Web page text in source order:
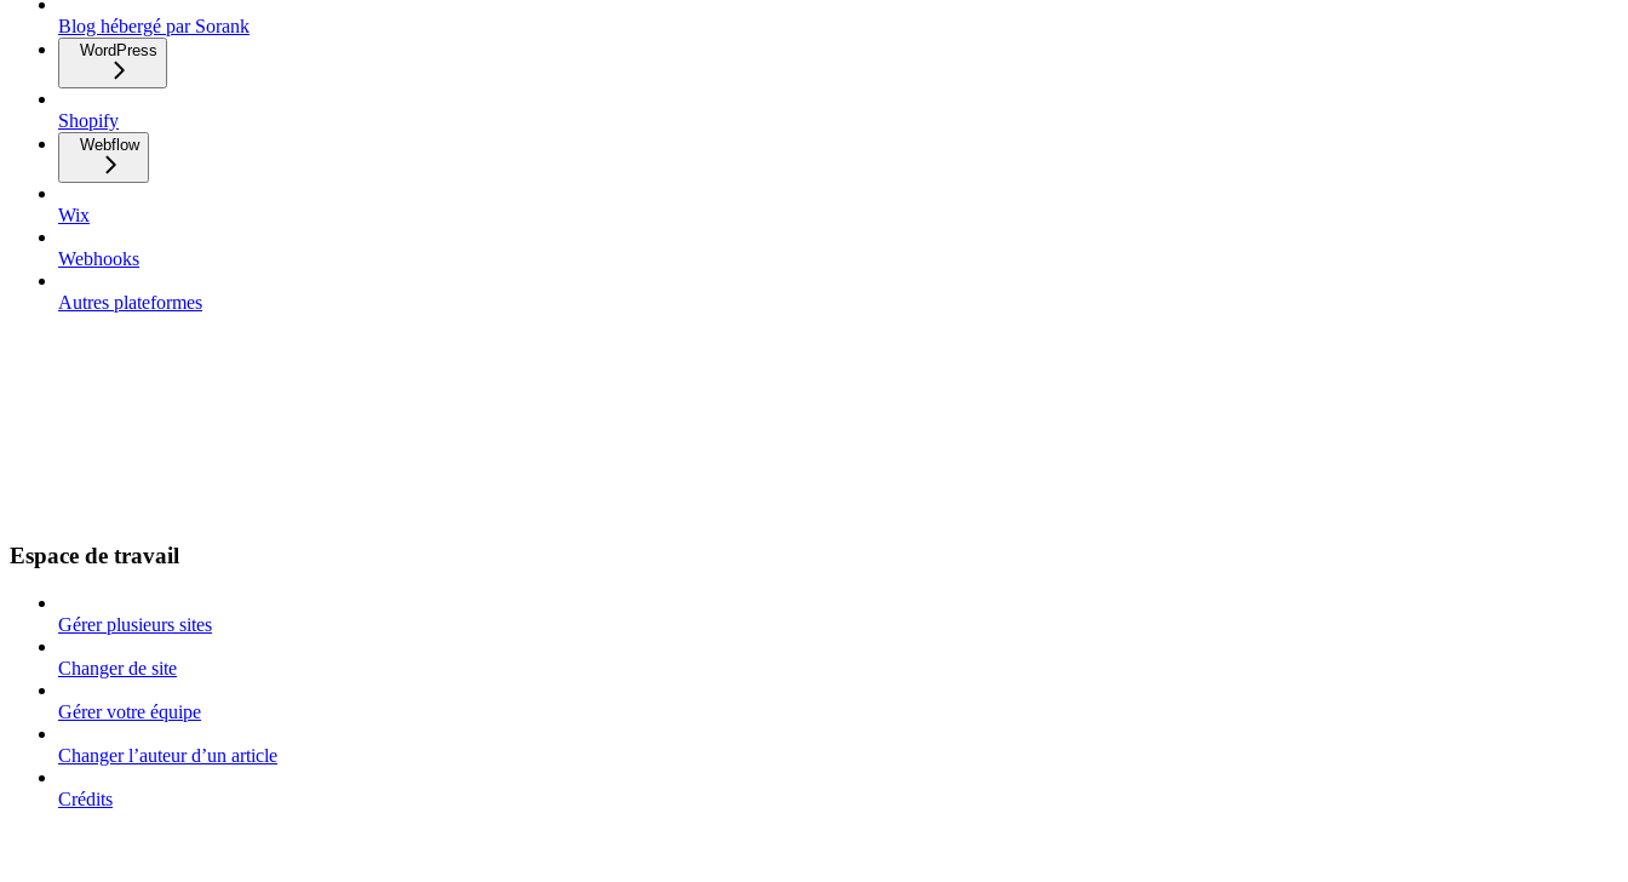
Blog hébergé par Sorank
WordPress
Shopify
Webflow
Wix
Webhooks
Autres plateformes
Espace de travail
Gérer plusieurs sites
Changer de site
Gérer votre équipe
Changer l’auteur d’un article
Crédits